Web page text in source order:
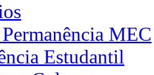
MEC
Estudantil